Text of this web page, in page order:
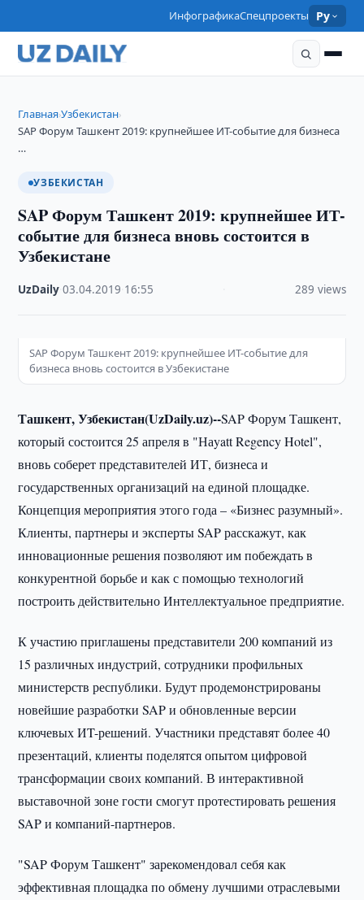
ИнфографикаСпецпроекты Ру
Главная›Узбекистан›
SAP Форум Ташкент 2019: крупнейшее ИТ-событие для бизнеса
…
УЗБЕКИСТАН
SAP Форум Ташкент 2019: крупнейшее ИТ-
событие для бизнеса вновь состоится в
Узбекистане
UzDaily ·03.04.2019 16:55 289 views
SAP Форум Ташкент 2019: крупнейшее ИТ-событие для
бизнеса вновь состоится в Узбекистане
Ташкент, Узбекистан(UzDaily.uz)--SAP Форум Ташкент,
который состоится 25 апреля в "Наyatt Regency Hotel",
вновь соберет представителей ИТ, бизнеса и
государственных организаций на единой площадке.
Концепция мероприятия этого года – «Бизнес разумный».
Клиенты, партнеры и эксперты SAP расскажут, как
инновационные решения позволяют им побеждать в
конкурентной борьбе и как с помощью технологий
построить действительно Интеллектуальное предприятие.
К участию приглашены представители 200 компаний из
15 различных индустрий, сотрудники профильных
министерств республики. Будут продемонстрированы
новейшие разработки SAP и обновленные версии
ключевых ИT-решений. Участники представят более 40
презентаций, клиенты поделятся опытом цифровой
трансформации своих компаний. В интерактивной
выставочной зоне гости смогут протестировать решения
SAP и компаний-партнеров.
"SAP Форум Ташкент" зарекомендовал себя как
эффективная площадка по обмену лучшими отраслевыми